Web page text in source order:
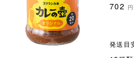
702 円
発送目